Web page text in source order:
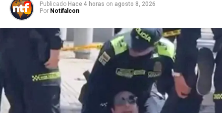
Publicado Hace 4 horas on agosto 8, 2026
Por Notifalcon